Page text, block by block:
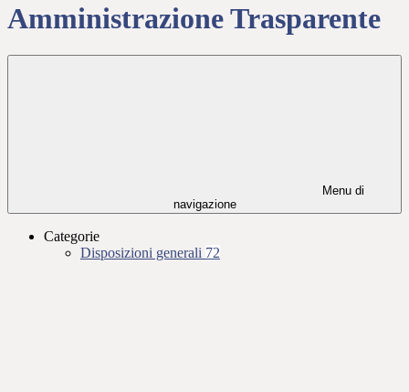
Amministrazione Trasparente
Menu di
navigazione
Categorie
Disposizioni generali 72